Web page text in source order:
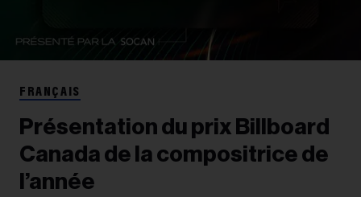
FRANÇAIS
Présentation du prix Billboard
Canada de la compositrice de
l’année